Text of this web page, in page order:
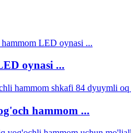
oynasi ...
hammom ...